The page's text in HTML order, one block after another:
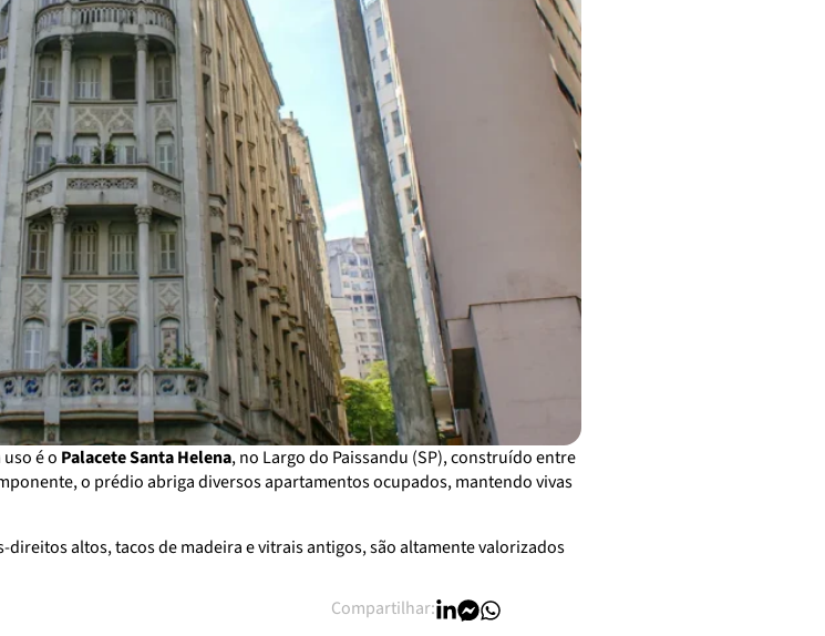
é o Palacete Santa Helena, no Largo do Paissandu (SP), construído entre
o prédio abriga diversos apartamentos ocupados, mantendo vivas
direitos altos, tacos de madeira e vitrais antigos, são altamente valorizados
Compartilhar: